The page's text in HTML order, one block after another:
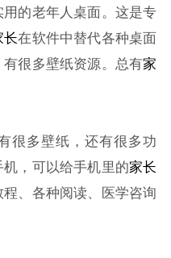
的老年人桌面。这是专
长在软件中替代各种桌面
很多壁纸资源。总有家
很多壁纸，还有很多功
机，可以给手机里的家长
、各种阅读、医学咨询